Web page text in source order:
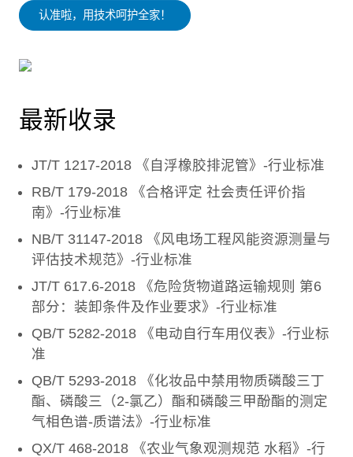
认准啦，用技术呵护全家！
最新收录
JT/T 1217-2018 《自浮橡胶排泥管》-行业标准
RB/T 179-2018 《合格评定 社会责任评价指
南》-行业标准
NB/T 31147-2018 《风电场工程风能资源测量与
评估技术规范》-行业标准
JT/T 617.6-2018 《危险货物道路运输规则 第6
部分：装卸条件及作业要求》-行业标准
QB/T 5282-2018 《电动自行车用仪表》-行业标
准
QB/T 5293-2018 《化妆品中禁用物质磷酸三丁
酯、磷酸三（2-氯乙）酯和磷酸三甲酚酯的测定
气相色谱-质谱法》-行业标准
QX/T 468-2018 《农业气象观测规范 水稻》-行